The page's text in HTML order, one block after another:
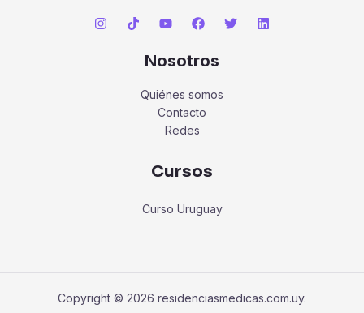
Nosotros
Quiénes somos
Contacto
Redes
Cursos
Curso Uruguay
Copyright © 2026 residenciasmedicas.com.uy.